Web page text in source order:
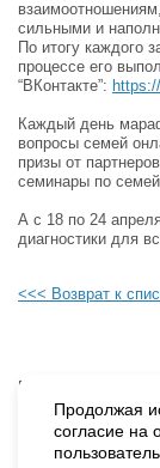
сильными и
По итогу каждого
процессе его
“ВКонтакте”:
Каждый день
вопросы семей
призы от
семинары по
А с 18 по 24
диагностики для
<<< Возврат к
Будьте в курсе
Нажимая на
Продолжая
согласие на